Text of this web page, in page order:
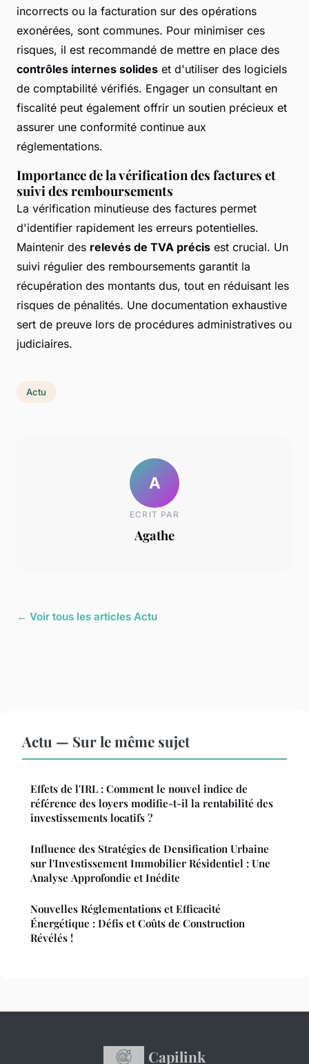
incorrects ou la facturation sur des opérations
exonérées, sont communes. Pour minimiser ces
risques, il est recommandé de mettre en place des
contrôles internes solides et d'utiliser des logiciels
de comptabilité vérifiés. Engager un consultant en
fiscalité peut également offrir un soutien précieux et
assurer une conformité continue aux
réglementations.
Importance de la vérification des factures et
suivi des remboursements
La vérification minutieuse des factures permet
d'identifier rapidement les erreurs potentielles.
Maintenir des relevés de TVA précis est crucial. Un
suivi régulier des remboursements garantit la
récupération des montants dus, tout en réduisant les
risques de pénalités. Une documentation exhaustive
sert de preuve lors de procédures administratives ou
judiciaires.
Actu
A
ECRIT PAR
Agathe
← Voir tous les articles Actu
Actu — Sur le même sujet
Effets de l'IRL : Comment le nouvel indice de
référence des loyers modifie-t-il la rentabilité des
investissements locatifs ?
Influence des Stratégies de Densification Urbaine
sur l'Investissement Immobilier Résidentiel : Une
Analyse Approfondie et Inédite
Nouvelles Réglementations et Efficacité
Énergétique : Défis et Coûts de Construction
Révélés !
Capilink